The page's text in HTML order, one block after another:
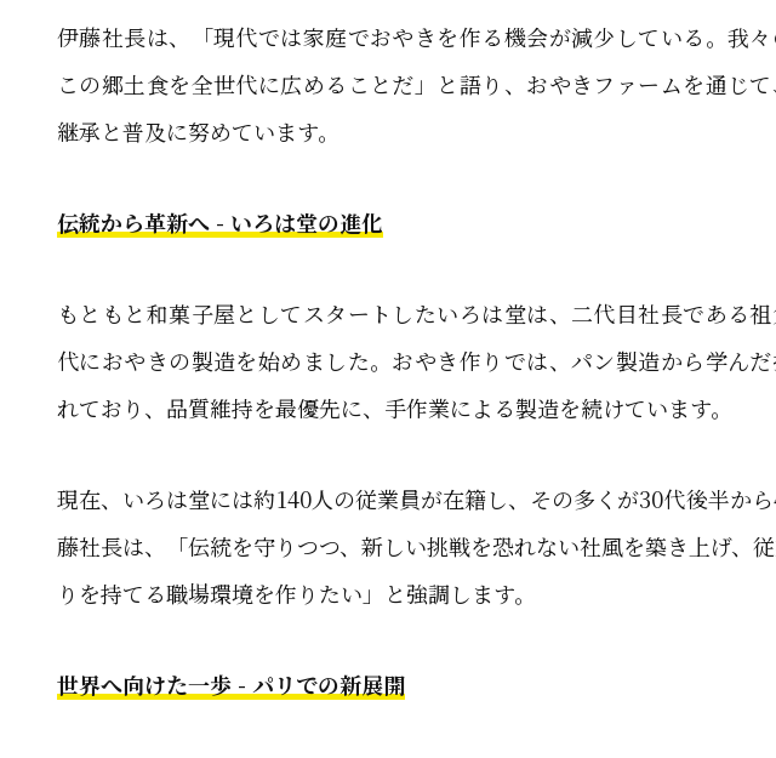
伊藤社長は、「現代では家庭でおやきを作る機会が減少している。我々
この郷土食を全世代に広めることだ」と語り、おやきファームを通じ
継承と普及に努めています。
伝統から革新へ - いろは堂の進化
もともと和菓子屋としてスタートしたいろは堂は、二代目社長である
代におやきの製造を始めました。おやき作りでは、パン製造から学ん
れており、品質維持を最優先に、手作業による製造を続けています。
現在、いろは堂には約140人の従業員が在籍し、その多くが30代後半か
藤社長は、「伝統を守りつつ、新しい挑戦を恐れない社風を築き上げ、
りを持てる職場環境を作りたい」と強調します。
世界へ向けた一歩 - パリでの新展開